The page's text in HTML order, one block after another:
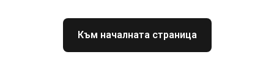
Към началната страница